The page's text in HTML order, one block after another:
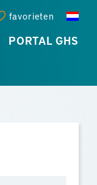
favorieten
PORTAL GHS